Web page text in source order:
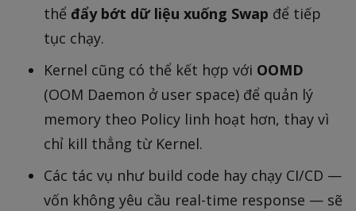
thể đẩy bớt dữ liệu xuống Swap để tiếp
tục chạy.
Kernel cũng có thể kết hợp với OOMD
(OOM Daemon ở user space) để quản lý
memory theo Policy linh hoạt hơn, thay vì
chỉ kill thẳng từ Kernel.
Các tác vụ như build code hay chạy CI/CD —
vốn không yêu cầu real-time response — sẽ